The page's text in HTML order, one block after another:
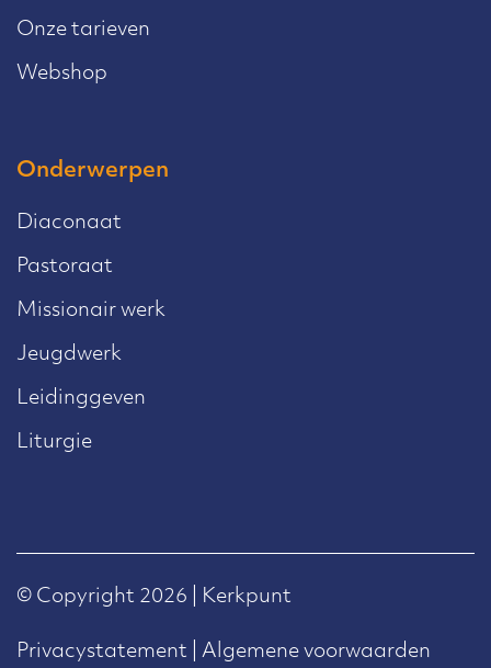
Onze tarieven
Webshop
Onderwerpen
Diaconaat
Pastoraat
Missionair werk
Jeugdwerk
Leidinggeven
Liturgie
© Copyright 2026 | Kerkpunt
Privacystatement Algemene voorwaarden